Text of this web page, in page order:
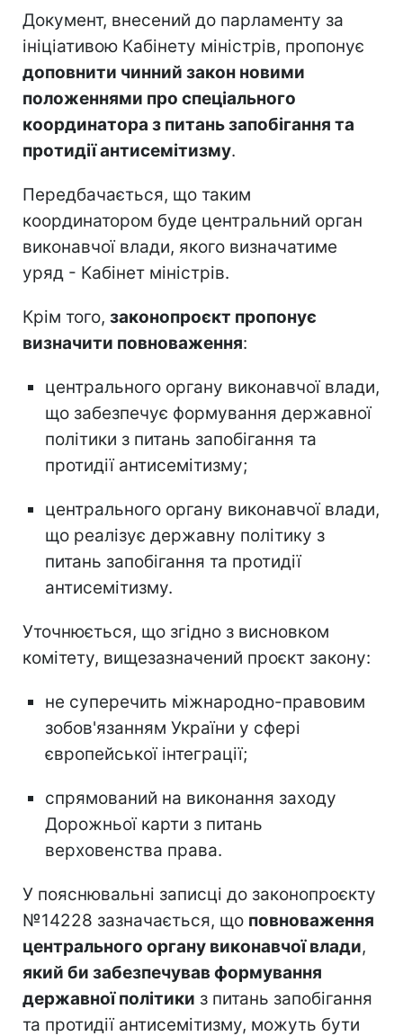
Документ, внесений до парламенту за
ініціативою Кабінету міністрів, пропонує
доповнити чинний закон новими
положеннями про спеціального
координатора з питань запобігання та
протидії антисемітизму.
Передбачається, що таким
координатором буде центральний орган
виконавчої влади, якого визначатиме
уряд - Кабінет міністрів.
Крім того, законопроєкт пропонує
визначити повноваження:
центрального органу виконавчої влади,
що забезпечує формування державної
політики з питань запобігання та
протидії антисемітизму;
центрального органу виконавчої влади,
що реалізує державну політику з
питань запобігання та протидії
антисемітизму.
Уточнюється, що згідно з висновком
комітету, вищезазначений проєкт закону:
не суперечить міжнародно-правовим
зобов'язанням України у сфері
європейської інтеграції;
спрямований на виконання заходу
Дорожньої карти з питань
верховенства права.
У пояснювальні записці до законопроєкту
№14228 зазначається, що повноваження
центрального органу виконавчої влади,
який би забезпечував формування
державної політики з питань запобігання
та протидії антисемітизму, можуть бути